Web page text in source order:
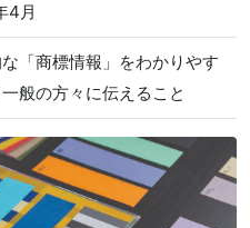
4月
「商標情報」をわかりやす
一般の方々に伝えること